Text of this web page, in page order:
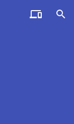
 